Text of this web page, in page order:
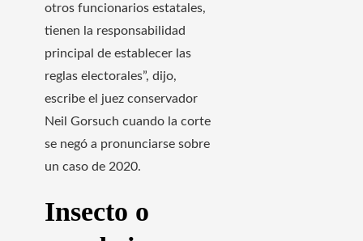
otros funcionarios estatales,
tienen la responsabilidad
principal de establecer las
reglas electorales”, dijo,
escribe el juez conservador
Neil Gorsuch cuando la corte
se negó a pronunciarse sobre
un caso de 2020.
Insecto o